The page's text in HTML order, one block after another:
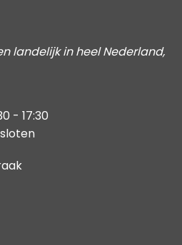
landelijk in heel Nederland,
- 17:30